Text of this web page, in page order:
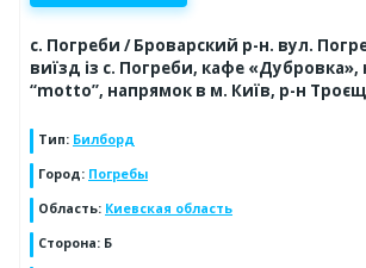
с. Погреби / Броварский р-н. вул.
виїзд із с. Погреби, кафе
“motto”, напрямок в м. Київ, р-н
Тип: Билборд
Город: Погребы
Область: Киевская область
Сторона: Б